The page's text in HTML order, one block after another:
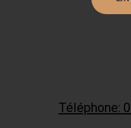
Téléphone: